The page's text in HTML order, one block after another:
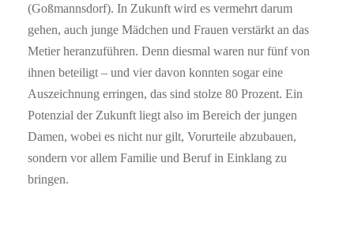
(Goßmannsdorf). In Zukunft wird es vermehrt darum
gehen, auch junge Mädchen und Frauen verstärkt an das
Metier heranzuführen. Denn diesmal waren nur fünf von
ihnen beteiligt – und vier davon konnten sogar eine
Auszeichnung erringen, das sind stolze 80 Prozent. Ein
Potenzial der Zukunft liegt also im Bereich der jungen
Damen, wobei es nicht nur gilt, Vorurteile abzubauen,
sondern vor allem Familie und Beruf in Einklang zu
bringen.